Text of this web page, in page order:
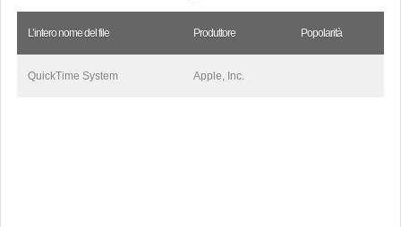
L’intero nome del file Produttore Popolarità
QuickTime System Apple, Inc.